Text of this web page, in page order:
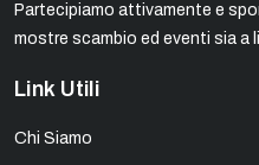
Partecipiamo attivamente e
mostre scambio ed eventi sia a
Link Utili
Chi Siamo